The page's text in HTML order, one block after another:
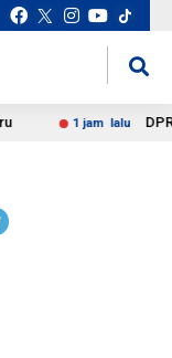
1 jam lalu